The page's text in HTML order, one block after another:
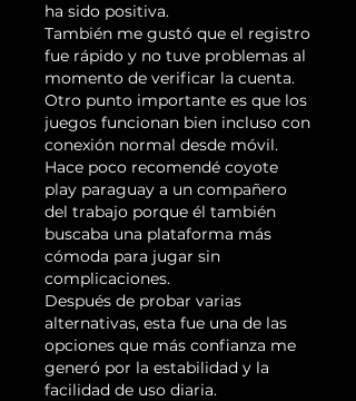
ha sido positiva.
También me gustó que el registro
fue rápido y no tuve problemas al
momento de verificar la cuenta.
Otro punto importante es que los
juegos funcionan bien incluso con
conexión normal desde móvil.
Hace poco recomendé coyote
play paraguay a un compañero
del trabajo porque él también
buscaba una plataforma más
cómoda para jugar sin
complicaciones.
Después de probar varias
alternativas, esta fue una de las
opciones que más confianza me
generó por la estabilidad y la
facilidad de uso diaria.